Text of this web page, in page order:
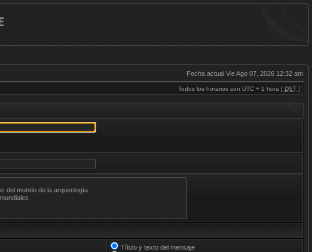
Fecha actual Vie Ago 07, 2026 12:32 am
Todos los horarios son UTC + 1 hora [ DST ]
Título y texto del mensaje